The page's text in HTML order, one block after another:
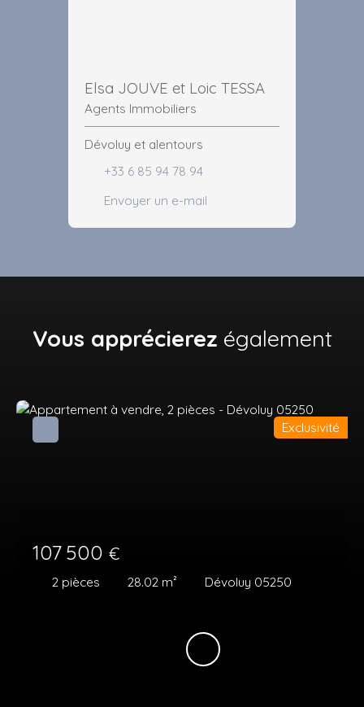
Elsa JOUVE et Loic TESSA
Agents Immobiliers
Dévoluy et alentours
+33 6 85 94 78 94
Envoyer un e-mail
Vous apprécierez également
107 500 €
2 pièces 28.02 m² Dévoluy 05250
Exclusivité